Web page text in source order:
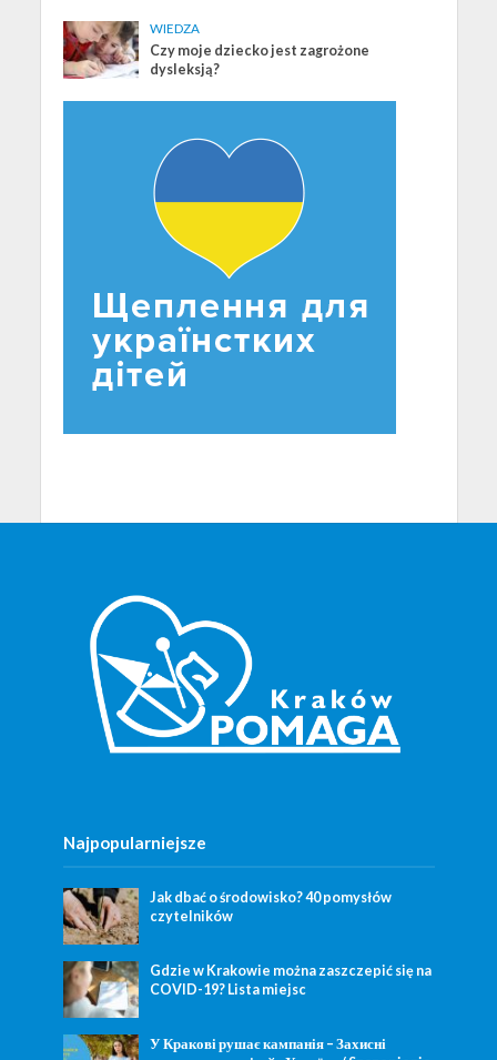
WIEDZA
Czy moje dziecko jest zagrożone
dysleksją?
Najpopularniejsze
Jak dbać o środowisko? 40 pomysłów
czytelników
Gdzie w Krakowie można zaszczepić się na
COVID-19? Lista miejsc
У Кракові рушає кампанія – Захисні